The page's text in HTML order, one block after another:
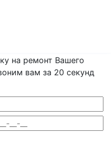
на ремонт Вашего
вам за 20 секунд